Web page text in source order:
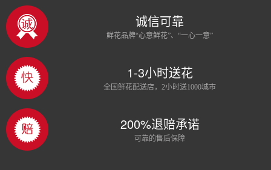
诚信可靠
鲜花品牌“心意鲜花”、“一心一意”
1-3小时送花
全国鲜花配送店，2小时送1000城市
200%退赔承诺
可靠的售后保障